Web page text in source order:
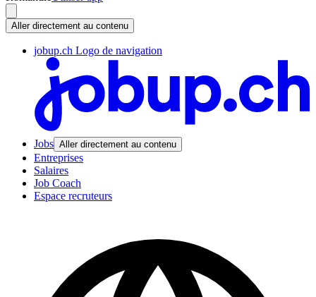
Aller directement au contenu
jobup.ch Logo de navigation
Jobs Aller directement au contenu
Entreprises
Salaires
Job Coach
Espace recruteurs